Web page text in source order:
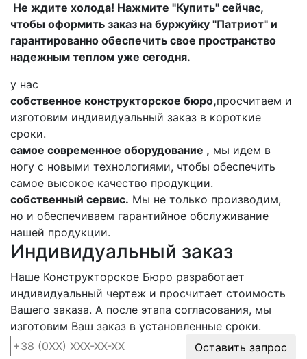
Не ждите холода! Нажмите "Купить" сейчас,
чтобы оформить заказ на буржуйку "Патриот" и
гарантированно обеспечить свое пространство
надежным теплом уже сегодня.
у нас
собственное конструкторское бюро,просчитаем и
изготовим индивидуальный заказ в короткие
сроки.
самое современное оборудование , мы идем в
ногу с новыми технологиями, чтобы обеспечить
самое высокое качество продукции.
собственный сервис. Мы не только производим,
но и обеспечиваем гарантийное обслуживание
нашей продукции.
Индивидуальный заказ
Наше Конструкторское Бюро разработает
индивидуальный чертеж и просчитает стоимость
Вашего заказа. А после этапа согласования, мы
изготовим Ваш заказ в установленные сроки.
Оставить запрос